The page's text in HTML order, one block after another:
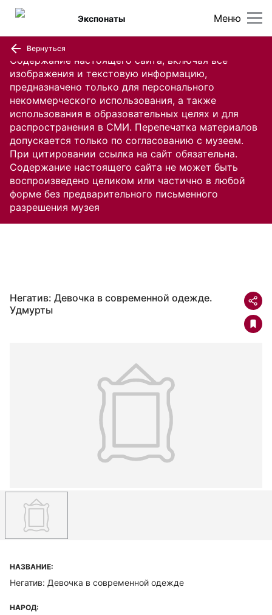
Содержание настоящего сайта, включая все
изображения и текстовую информацию,
предназначено только для персонального
некоммерческого использования, а также
использования в образовательных целях и для
распространения в СМИ. Перепечатка материалов
допускается только по согласованию с музеем.
При цитировании ссылка на сайт обязательна.
Содержание настоящего сайта не может быть
воспроизведено целиком или частично в любой
форме без предварительного письменного
разрешения музея
Меню
Экспонаты
Вернуться
Негатив: Девочка в современной одежде.
Удмурты
НАЗВАНИЕ:
Негатив: Девочка в современной одежде
НАРОД: